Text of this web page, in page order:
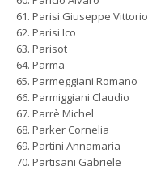
Parisi Giuseppe Vittorio
Parisi Ico
Parisot
Parma
Parmeggiani Romano
Parmiggiani Claudio
Parrè Michel
Parker Cornelia
Partini Annamaria
Partisani Gabriele